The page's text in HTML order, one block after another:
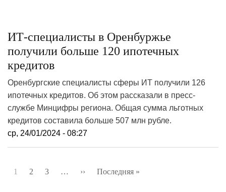
ИТ-специалисты в Оренбуржье
получили больше 120 ипотечных
кредитов
Оренбургские специалисты сферы ИT получили 126
ипотечных кредитов. Об этом рассказали в пресс-
службе Минцифры региона. Общая сумма льготных
кредитов составила больше 507 млн рубле.
ср, 24/01/2024 - 08:27
Нумерация
1 2 3 … ›› Следующая
Последняя »